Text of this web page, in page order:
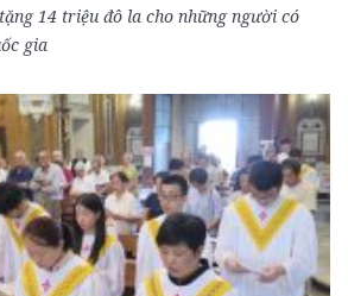
14 triệu đô la cho những người có
gia